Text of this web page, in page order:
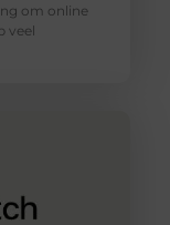
om online
veel